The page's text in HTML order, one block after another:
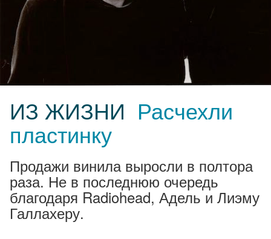
ИЗ ЖИЗНИ Расчехли
пластинку
Продажи винила выросли в полтора
раза. Не в последнюю очередь
благодаря Radiohead, Адель и Лиэму
Галлахеру.